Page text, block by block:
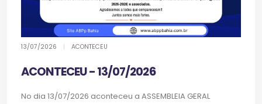
13/07/2026 ACONTECEU
ACONTECEU - 13/07/2026
No dia 13/07/2026 aconteceu a ASSEMBLEIA GERAL